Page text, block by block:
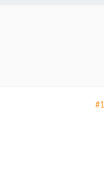
#1